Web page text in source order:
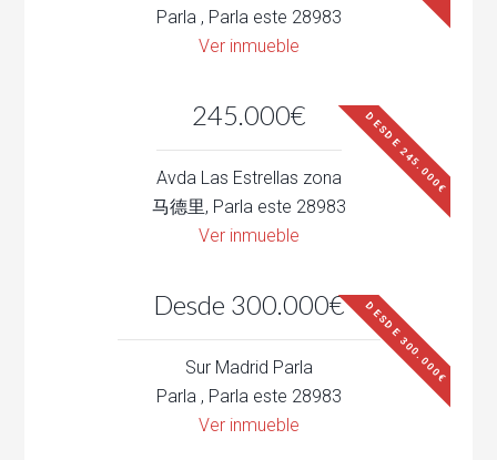
Parla , Parla este 28983
Ver inmueble
245.000€ DESDE 245.000€
Avda Las Estrellas zona
马德里, Parla este 28983
Ver inmueble
Desde 300.000€ DESDE 300.000€
Sur Madrid Parla
Parla , Parla este 28983
Ver inmueble